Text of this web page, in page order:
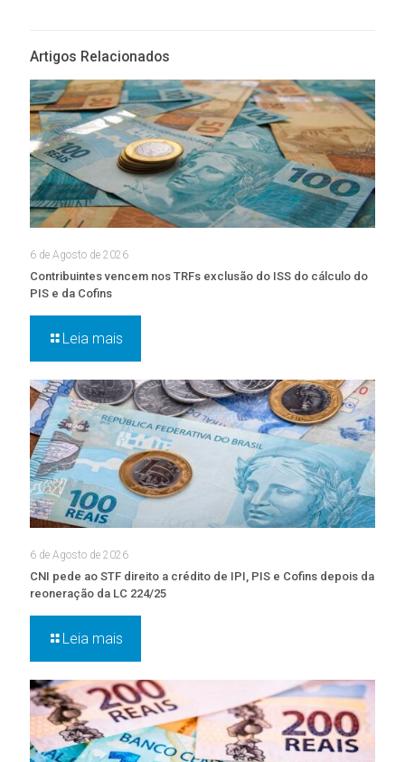
Artigos Relacionados
6 de Agosto de 2026
Contribuintes vencem nos TRFs exclusão do ISS do cálculo do
PIS e da Cofins
Leia mais
6 de Agosto de 2026
CNI pede ao STF direito a crédito de IPI, PIS e Cofins depois da
reoneração da LC 224/25
Leia mais